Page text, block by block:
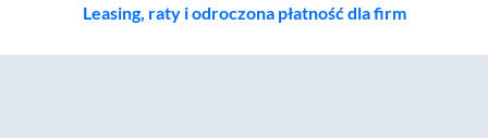
Leasing, raty i odroczona płatność dla firm